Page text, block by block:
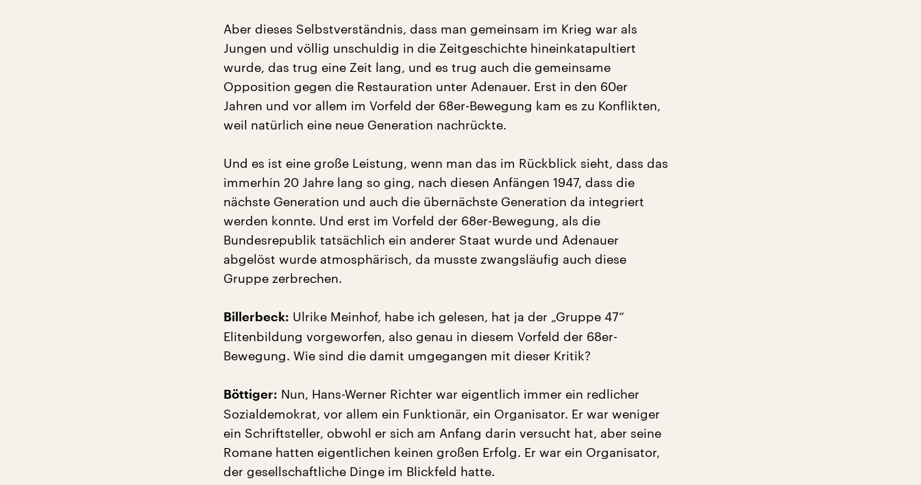
Aber dieses Selbstverständnis, dass man gemeinsam im Krieg war als
Jungen und völlig unschuldig in die Zeitgeschichte hineinkatapultiert
wurde, das trug eine Zeit lang, und es trug auch die gemeinsame
Opposition gegen die Restauration unter Adenauer. Erst in den 60er
Jahren und vor allem im Vorfeld der 68er-Bewegung kam es zu Konflikten,
weil natürlich eine neue Generation nachrückte.
Und es ist eine große Leistung, wenn man das im Rückblick sieht, dass das
immerhin 20 Jahre lang so ging, nach diesen Anfängen 1947, dass die
nächste Generation und auch die übernächste Generation da integriert
werden konnte. Und erst im Vorfeld der 68er-Bewegung, als die
Bundesrepublik tatsächlich ein anderer Staat wurde und Adenauer
abgelöst wurde atmosphärisch, da musste zwangsläufig auch diese
Gruppe zerbrechen.
Billerbeck: Ulrike Meinhof, habe ich gelesen, hat ja der „Gruppe 47“
Elitenbildung vorgeworfen, also genau in diesem Vorfeld der 68er-
Bewegung. Wie sind die damit umgegangen mit dieser Kritik?
Böttiger: Nun, Hans-Werner Richter war eigentlich immer ein redlicher
Sozialdemokrat, vor allem ein Funktionär, ein Organisator. Er war weniger
ein Schriftsteller, obwohl er sich am Anfang darin versucht hat, aber seine
Romane hatten eigentlichen keinen großen Erfolg. Er war ein Organisator,
der gesellschaftliche Dinge im Blickfeld hatte.